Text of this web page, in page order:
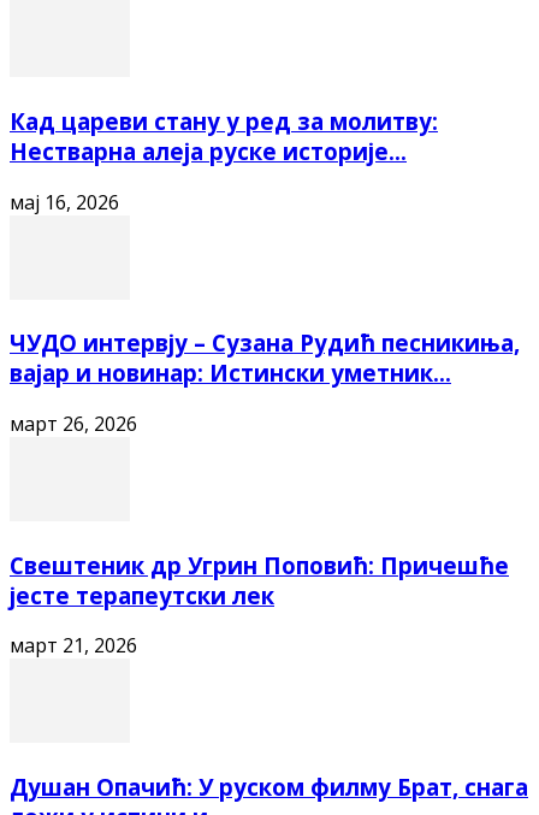
Кад цареви стану у ред за молитву:
Нестварна алеја руске историје...
мај 16, 2026
ЧУДО интервју – Сузана Рудић песникиња,
вајар и новинар: Истински уметник...
март 26, 2026
Свештеник др Угрин Поповић: Причешће
јесте терапеутски лек
март 21, 2026
Душан Опачић: У руском филму Брат, снага